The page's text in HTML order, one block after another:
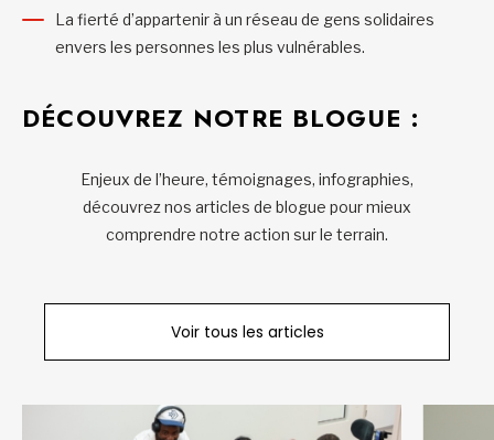
La fierté d’appartenir à un réseau de gens solidaires
envers les personnes les plus vulnérables.
DÉCOUVREZ NOTRE BLOGUE :
Enjeux de l’heure, témoignages, infographies,
découvrez nos articles de blogue pour mieux
comprendre notre action sur le terrain.
Voir tous les articles